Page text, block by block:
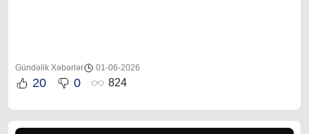
Gündəlik Xəbərlər 01-06-2026
20 0 824